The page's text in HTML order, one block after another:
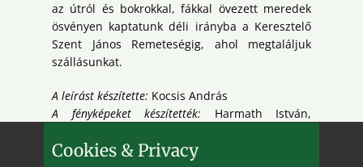
az útról és bokrokkal, fákkal övezett meredek
ösvényen kaptatunk déli irányba a Keresztelő
Szent János Remeteségig, ahol megtaláljuk
szállásunkat.
A leírást készítette: Kocsis András
A fényképeket készítették: Harmath István,
Cookies & Privacy